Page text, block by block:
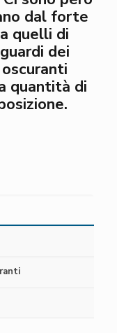
dal forte
quelli di
dei
quantità di